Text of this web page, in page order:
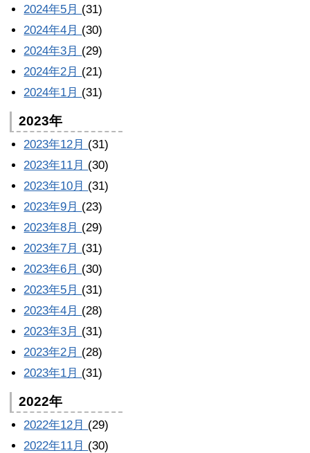
2024年5月 (31)
2024年4月 (30)
2024年3月 (29)
2024年2月 (21)
2024年1月 (31)
2023年
2023年12月 (31)
2023年11月 (30)
2023年10月 (31)
2023年9月 (23)
2023年8月 (29)
2023年7月 (31)
2023年6月 (30)
2023年5月 (31)
2023年4月 (28)
2023年3月 (31)
2023年2月 (28)
2023年1月 (31)
2022年
2022年12月 (29)
2022年11月 (30)